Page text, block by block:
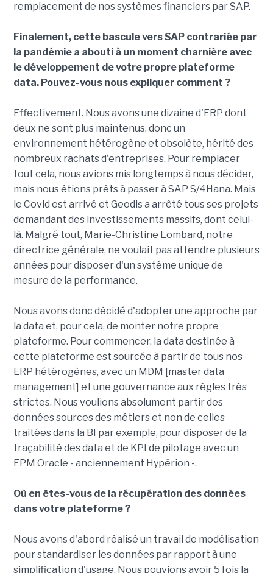
remplacement de nos systèmes financiers par SAP.
Finalement, cette bascule vers SAP contrariée par
la pandémie a abouti à un moment charnière avec
le développement de votre propre plateforme
data. Pouvez-vous nous expliquer comment ?
Effectivement. Nous avons une dizaine d'ERP dont
deux ne sont plus maintenus, donc un
environnement hétérogène et obsolète, hérité des
nombreux rachats d'entreprises. Pour remplacer
tout cela, nous avions mis longtemps à nous décider,
mais nous étions prêts à passer à SAP S/4Hana. Mais
le Covid est arrivé et Geodis a arrêté tous ses projets
demandant des investissements massifs, dont celui-
là. Malgré tout, Marie-Christine Lombard, notre
directrice générale, ne voulait pas attendre plusieurs
années pour disposer d'un système unique de
mesure de la performance.
Nous avons donc décidé d'adopter une approche par
la data et, pour cela, de monter notre propre
plateforme. Pour commencer, la data destinée à
cette plateforme est sourcée à partir de tous nos
ERP hétérogènes, avec un MDM [master data
management] et une gouvernance aux règles très
strictes. Nous voulions absolument partir des
données sources des métiers et non de celles
traitées dans la BI par exemple, pour disposer de la
traçabilité des data et de KPI de pilotage avec un
EPM Oracle - anciennement Hypérion -.
Où en êtes-vous de la récupération des données
dans votre plateforme ?
Nous avons d'abord réalisé un travail de modélisation
pour standardiser les données par rapport à une
simplification d'usage. Nous pouvions avoir 5 fois la